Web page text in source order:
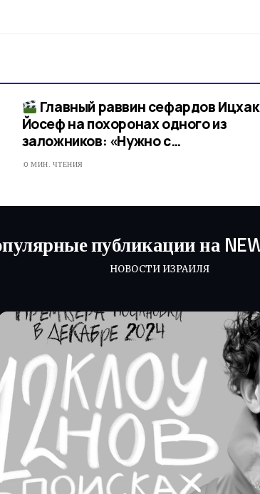
Главный раввин сефардов Ицхак
Йосеф на похоронах одного из
заложников: «Нужно с…
0 МИН. ЧТЕНИЯ
публикации на
НОВОСТИ ИЗРАИЛЯ